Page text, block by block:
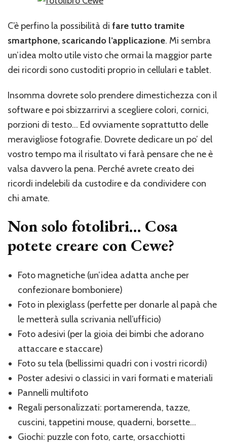
C’è perfino la possibilità di fare tutto tramite
smartphone, scaricando l’applicazione. Mi sembra
un’idea molto utile visto che ormai la maggior parte
dei ricordi sono custoditi proprio in cellulari e tablet.
Insomma dovrete solo prendere dimestichezza con il
software e poi sbizzarrirvi a scegliere colori, cornici,
porzioni di testo… Ed ovviamente soprattutto delle
meravigliose fotografie. Dovrete dedicare un po’ del
vostro tempo ma il risultato vi farà pensare che ne è
valsa davvero la pena. Perché avrete creato dei
ricordi indelebili da custodire e da condividere con
chi amate.
Non solo fotolibri… Cosa
potete creare con Cewe?
Foto magnetiche (un’idea adatta anche per
confezionare bomboniere)
Foto in plexiglass (perfette per donarle al papà che
le metterà sulla scrivania nell’ufficio)
Foto adesivi (per la gioia dei bimbi che adorano
attaccare e staccare)
Foto su tela (bellissimi quadri con i vostri ricordi)
Poster adesivi o classici in vari formati e materiali
Pannelli multifoto
Regali personalizzati: portamerenda, tazze,
cuscini, tappetini mouse, quaderni, borsette…
Giochi: puzzle con foto, carte, orsacchiotti